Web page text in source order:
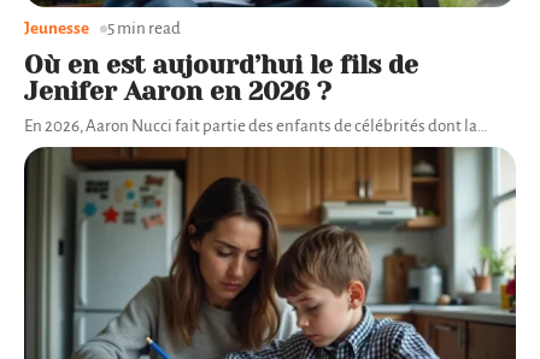
Où en est aujourd’hui le fils de
Jenifer Aaron en 2026 ?
En 2026, Aaron Nucci fait partie des enfants de célébrités dont la…
Jeunesse 5 min read